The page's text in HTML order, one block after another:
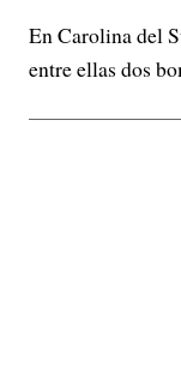
En Carolina del
entre ellas dos